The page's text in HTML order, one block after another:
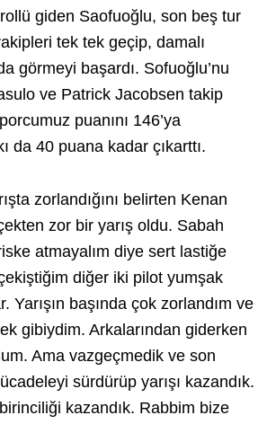
giden Saofuoğlu, son beş tur
tek tek geçip, damalı
görmeyi başardı. Sofuoğlu’nu
ve Patrick Jacobsen takip
puanını 146’ya
da 40 puana kadar çıkarttı.
zorlandığını belirten Kenan
zor bir yarış oldu. Sabah
atmayalım diye sert lastiğe
diğer iki pilot yumşak
Yarışın başında çok zorlandım ve
gibiydim. Arkalarından giderken
Ama vazgeçmedik ve son
sürdürüp yarışı kazandık.
kazandık. Rabbim bize